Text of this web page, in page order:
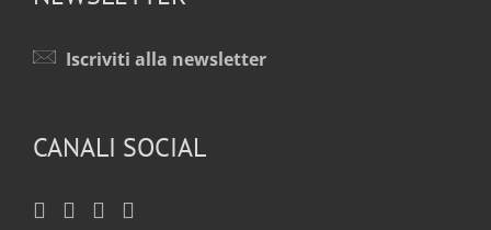
Iscriviti alla newsletter
CANALI SOCIAL